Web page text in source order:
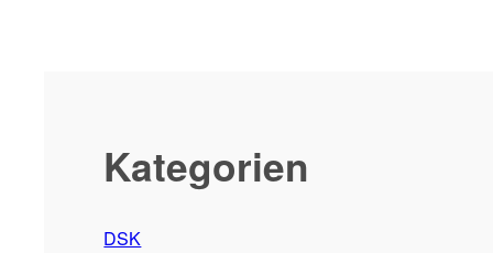
Kategorien
DSK